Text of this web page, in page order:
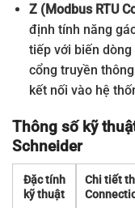
Z (Modbus RTU
định tính năng
tiếp với biến
cổng truyền
kết nối vào hệ
Thông số kỹ
Schneider
Đặc tính
kỹ thuật
Chi tiết